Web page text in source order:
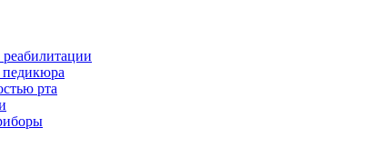
реабилитации
рта